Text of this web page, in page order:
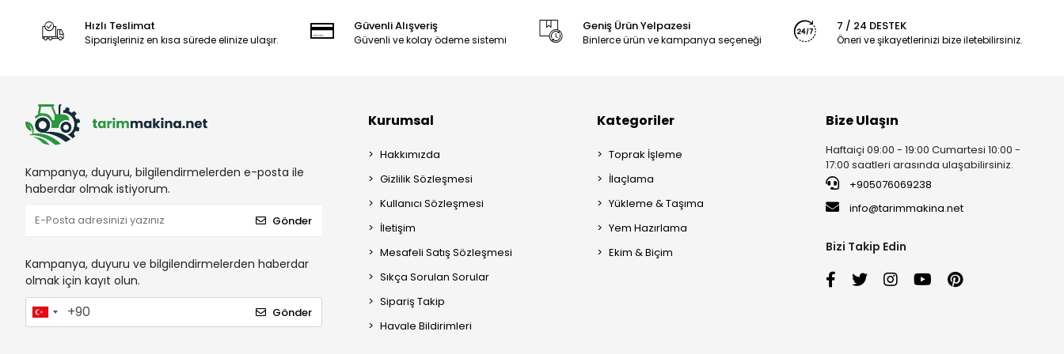
Hızlı Teslimat
Siparişleriniz en kısa sürede elinize ulaşır.
Güvenli Alışveriş
Güvenli ve kolay ödeme sistemi
Geniş Ürün Yelpazesi
Binlerce ürün ve kampanya seçeneği
7 / 24 DESTEK
Öneri ve şikayetlerinizi bize iletebilirsiniz.
Kampanya, duyuru, bilgilendirmelerden e-posta ile
haberdar olmak istiyorum.
Gönder
Kampanya, duyuru ve bilgilendirmelerden haberdar
olmak için kayıt olun.
Gönder
Kurumsal
Hakkımızda
Gizlilik Sözleşmesi
Kullanıcı Sözleşmesi
İletişim
Mesafeli Satış Sözleşmesi
Sıkça Sorulan Sorular
Sipariş Takip
Havale Bildirimleri
Kategoriler
Toprak İşleme
İlaçlama
Yükleme & Taşıma
Yem Hazırlama
Ekim & Biçim
Bize Ulaşın
Haftaiçi 09:00 - 19:00 Cumartesi 10:00 -
17:00 saatleri arasında ulaşabilirsiniz.
+905076069238
info@tarimmakina.net
Bizi Takip Edin